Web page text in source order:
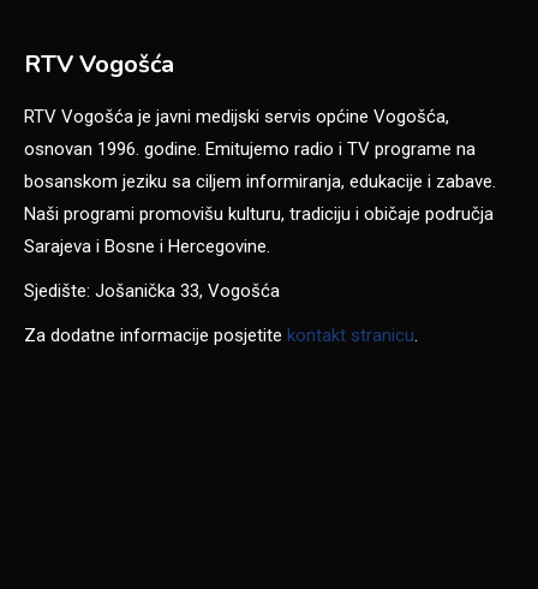
RTV Vogošća
RTV Vogošća je javni medijski servis općine Vogošća,
osnovan 1996. godine. Emitujemo radio i TV programe na
bosanskom jeziku sa ciljem informiranja, edukacije i zabave.
Naši programi promovišu kulturu, tradiciju i običaje područja
Sarajeva i Bosne i Hercegovine.
Sjedište: Jošanička 33, Vogošća
Za dodatne informacije posjetite kontakt stranicu.